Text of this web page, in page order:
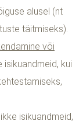
alusel (nt
täitmiseks).
või
kui
isikuandmeid,